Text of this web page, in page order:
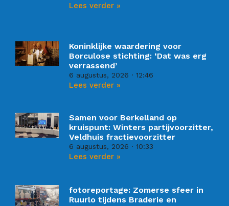
Lees verder »
Koninklijke waardering voor
Borculose stichting: ‘Dat was erg
verrassend’
6 augustus, 2026 12:46
Lees verder »
Samen voor Berkelland op
kruispunt: Winters partijvoorzitter,
Veldhuis fractievoorzitter
6 augustus, 2026 10:33
Lees verder »
fotoreportage: Zomerse sfeer in
Ruurlo tijdens Braderie en